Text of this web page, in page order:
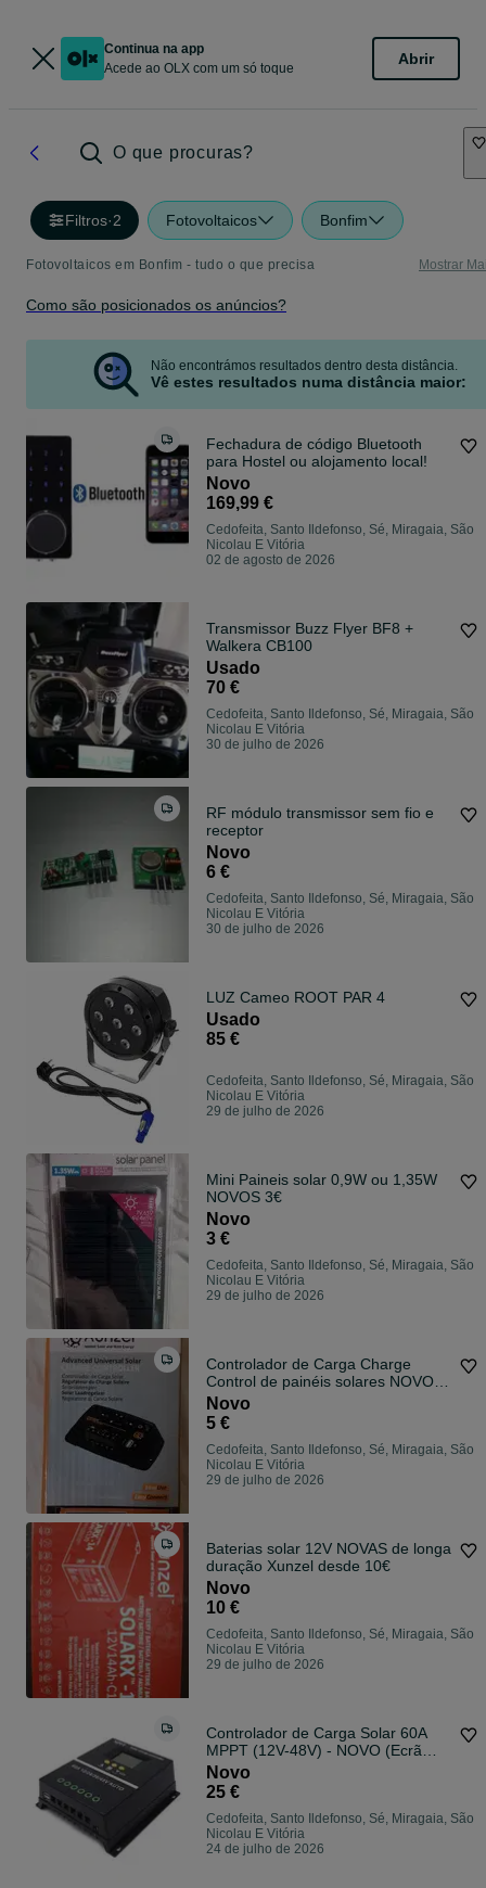
Continua na app
Acede ao OLX com um só toque
Abrir
O que procuras?
Filtros·2 Fotovoltaicos Bonfim
Fotovoltaicos em Bonfim - tudo o que precisa Mostrar
Como são posicionados os anúncios?
Não encontrámos resultados dentro desta distância.
Vê estes resultados numa distância maior:
Fechadura de código Bluetooth
para Hostel ou alojamento local!
Novo
169,99 €
Cedofeita, Santo Ildefonso, Sé, Miragaia, São
Nicolau E Vitória
02 de agosto de 2026
Transmissor Buzz Flyer BF8 +
Walkera CB100
Usado
70 €
Cedofeita, Santo Ildefonso, Sé, Miragaia, São
Nicolau E Vitória
30 de julho de 2026
RF módulo transmissor sem fio e
receptor
Novo
6 €
Cedofeita, Santo Ildefonso, Sé, Miragaia, São
Nicolau E Vitória
30 de julho de 2026
LUZ Cameo ROOT PAR 4
Usado
85 €
Cedofeita, Santo Ildefonso, Sé, Miragaia, São
Nicolau E Vitória
29 de julho de 2026
Mini Paineis solar 0,9W ou 1,35W
NOVOS 3€
Novo
3 €
Cedofeita, Santo Ildefonso, Sé, Miragaia, São
Nicolau E Vitória
29 de julho de 2026
Controlador de Carga Charge
Control de painéis solares NOVO
5€
Novo
5 €
Cedofeita, Santo Ildefonso, Sé, Miragaia, São
Nicolau E Vitória
29 de julho de 2026
Baterias solar 12V NOVAS de longa
duração Xunzel desde 10€
Novo
10 €
Cedofeita, Santo Ildefonso, Sé, Miragaia, São
Nicolau E Vitória
29 de julho de 2026
Controlador de Carga Solar 60A
MPPT (12V-48V) - NOVO (Ecrã
Testado)
Novo
25 €
Cedofeita, Santo Ildefonso, Sé, Miragaia, São
Nicolau E Vitória
24 de julho de 2026